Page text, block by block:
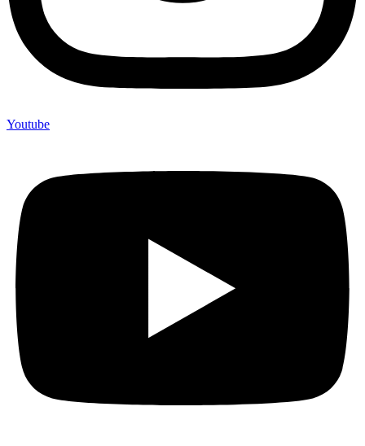
Youtube